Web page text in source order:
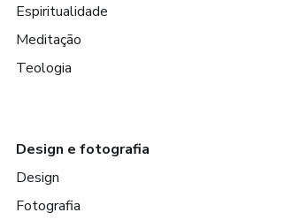
Espiritualidade
Meditação
Teologia
Design e fotografia
Design
Fotografia